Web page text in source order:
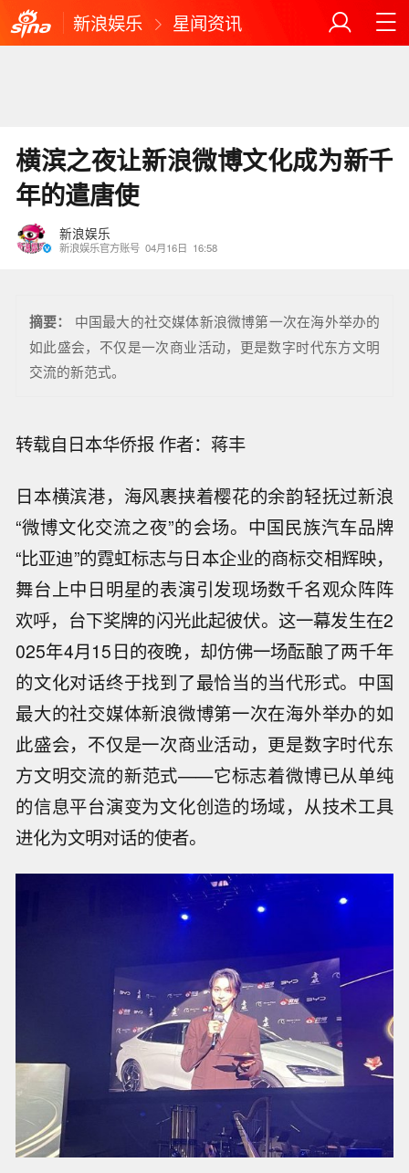
新浪娱乐 星闻资讯
横滨之夜让新浪微博文化成为新千
年的遣唐使
新浪娱乐
新浪娱乐官方账号 04月16日 16:58
摘要：
中国最大的社交媒体新浪微博第一次在海外举办的
如此盛会，不仅是一次商业活动，更是数字时代东方文明
交流的新范式。
转载自日本华侨报 作者：蒋丰
日本横滨港，海风裹挟着樱花的余韵轻抚过新浪
“微博文化交流之夜”的会场。中国民族汽车品牌
“比亚迪”的霓虹标志与日本企业的商标交相辉映，
舞台上中日明星的表演引发现场数千名观众阵阵
欢呼，台下奖牌的闪光此起彼伏。这一幕发生在2
025年4月15日的夜晚，却仿佛一场酝酿了两千年
的文化对话终于找到了最恰当的当代形式。中国
最大的社交媒体新浪微博第一次在海外举办的如
此盛会，不仅是一次商业活动，更是数字时代东
方文明交流的新范式——它标志着微博已从单纯
的信息平台演变为文化创造的场域，从技术工具
进化为文明对话的使者。